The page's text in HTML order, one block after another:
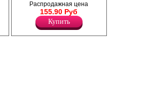
Распродажная цена
155.90 Руб
Купить